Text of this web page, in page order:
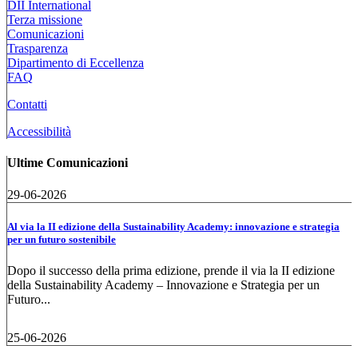
DII International
Terza missione
Comunicazioni
Trasparenza
Dipartimento di Eccellenza
FAQ
Contatti
Accessibilità
Ultime Comunicazioni
29-06-2026
Al via la II edizione della Sustainability Academy: innovazione e strategia
per un futuro sostenibile
Dopo il successo della prima edizione, prende il via la II edizione
della Sustainability Academy – Innovazione e Strategia per un
Futuro...
25-06-2026